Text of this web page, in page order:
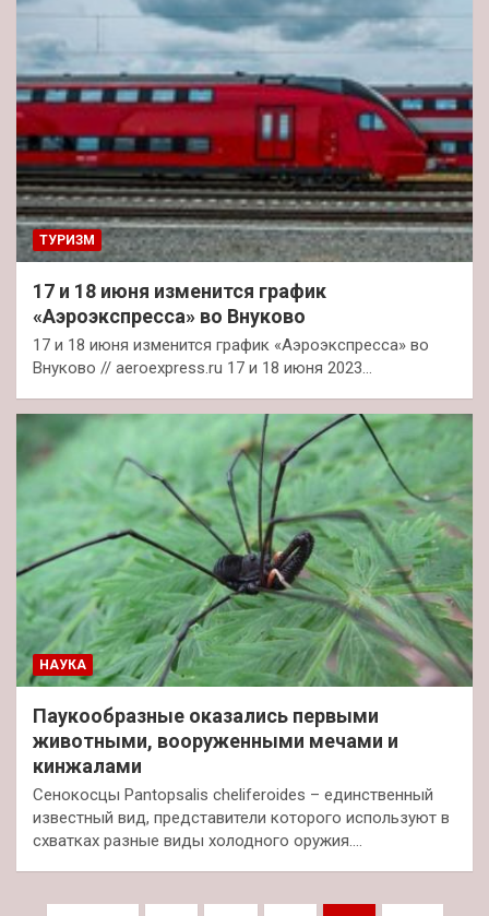
ТУРИЗМ
17 и 18 июня изменится график
«Аэроэкспресса» во Внуково
17 и 18 июня изменится график «Аэроэкспресса» во
Внуково // aeroexpress.ru 17 и 18 июня 2023…
НАУКА
Паукообразные оказались первыми
животными, вооруженными мечами и
кинжалами
Сенокосцы Pantopsalis cheliferoides – единственный
известный вид, представители которого используют в
схватках разные виды холодного оружия.…